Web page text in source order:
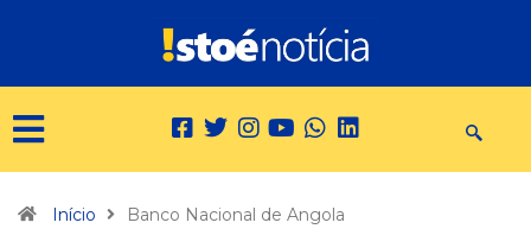
Início Banco Nacional de Angola